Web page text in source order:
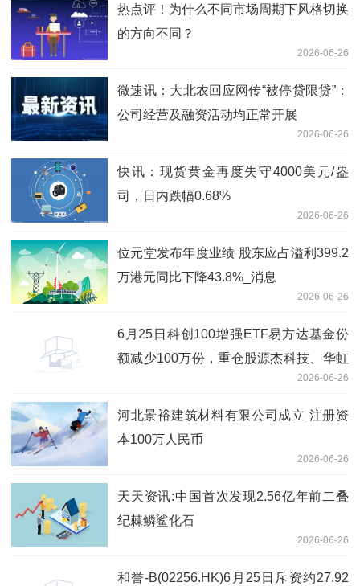
热点评！为什么不同市场周期下风格切换
的方向不同？
2026-06-26
微速讯：大北农回应网传“被停贷限贷”：
公司经营及融资活动均正常开展
2026-06-26
快讯：现货黄金再度失守4000美元/盎
司，日内跌幅0.68%
2026-06-26
位元堂发布年度业绩 股东应占溢利399.2
万港元同比下降43.8%_消息
2026-06-26
6月25日科创100增强ETF易方达基金份
额减少100万份，重仓股源杰科技、华虹
2026-06-26
河北景裕建筑材料有限公司成立 注册资
本100万人民币
2026-06-26
天天资讯:中国首次发现2.56亿年前二叠
纪棘鳞鲨化石
2026-06-26
和誉-B(02256.HK)6月25日斥资约27.92